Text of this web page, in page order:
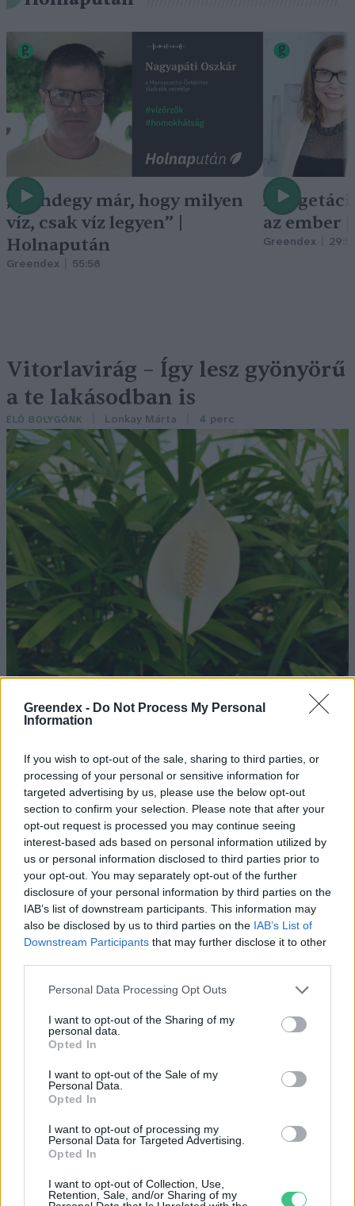
Greendex - Do Not Process My Personal
Information
If you wish to opt-out of the sale, sharing to third parties, or
processing of your personal or sensitive information for
targeted advertising by us, please use the below opt-out
section to confirm your selection. Please note that after your
opt-out request is processed you may continue seeing
interest-based ads based on personal information utilized by
us or personal information disclosed to third parties prior to
your opt-out. You may separately opt-out of the further
disclosure of your personal information by third parties on the
IAB’s list of downstream participants. This information may
also be disclosed by us to third parties on the IAB’s List of
Downstream Participants that may further disclose it to other
Personal Data Processing Opt Outs
I want to opt-out of the Sharing of my
personal data.
Opted In
I want to opt-out of the Sale of my
Personal Data.
Opted In
I want to opt-out of processing my
Personal Data for Targeted Advertising.
Opted In
I want to opt-out of Collection, Use,
Retention, Sale, and/or Sharing of my
„Mindegy már, hogy milyen
víz, csak víz legyen” |
Holnapután
Greendex 55:58
A
az ember
Greendex
Vitorlavirág – Így lesz gyönyörű
a te lakásodban is
ÉLŐ BOLYGÓNK Lonkay Márta 4 perc
A vitorlavirág ideális szobanövény, hiszen kiválóan tűri a meleget
és a fényszegény környezetet.
Születésnapi programokkal várja a
hétvégén a közönséget a 160 éves
Fővárosi Állatkert
a legjobb lelőhelyek!
SZEMLE